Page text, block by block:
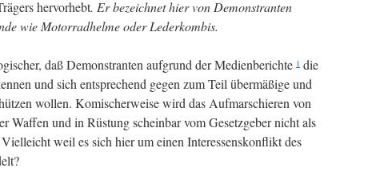
hervorhebt. Er bezeichnet hier von Demonstranten
wie Motorradhelme oder Lederkombis.
daß Demonstranten aufgrund der Medienberichte 1 die
und sich entsprechend gegen zum Teil übermäßige und
wollen. Komischerweise wird das Aufmarschieren von
Waffen und in Rüstung scheinbar vom Gesetzgeber nicht als
weil es sich hier um einen Interessenskonflikt des